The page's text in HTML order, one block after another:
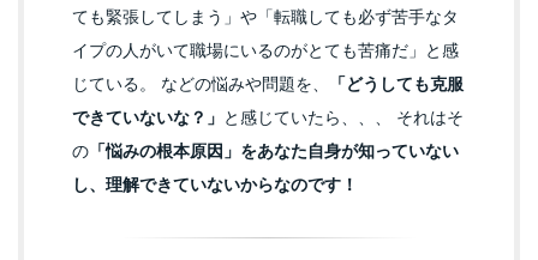
ても緊張してしまう」や「転職しても必ず苦手なタ
イプの人がいて職場にいるのがとても苦痛だ」と感
じている。 などの悩みや問題を、
「どうしても克服
できていないな？」 と感じていたら、、、 それはそ
の「悩みの根本原因」をあなた自身が知っていない
し、理解できていないからなのです！